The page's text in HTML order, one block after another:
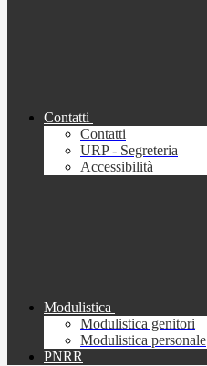
Contatti
Contatti
URP - Segreteria
Accessibilità
Modulistica
Modulistica genitori
Modulistica personale
PNRR